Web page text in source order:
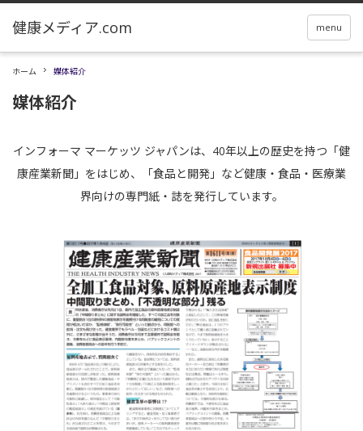
menu
ホーム 媒体紹介
媒体紹介
インフォーマ マーケッツ ジャパンは、40年以上の歴史を持つ「健
康産業新聞」をはじめ、「食品と開発」など健康・食品・医療業
界向けの専門紙・誌を発行しています。